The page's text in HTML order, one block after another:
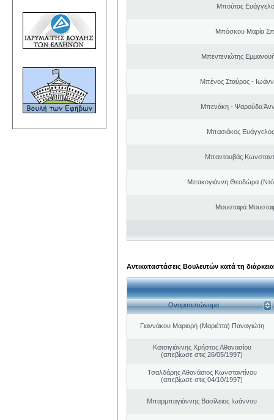
Μπούτας
Μπόσκου Μαρία
Μπεντενιώτης
Μπένος Σταύρος -
Μπενάκη - Ψαρούδα
Μπασιάκος
Μπαντουβάς
Μπακογιάννη Θεοδώρα
Μουσταφά
Αντικαταστάσεις Βουλευτών κατά τη
Ονοματεπώνυμο
Γιαννάκου Μαριορή (Μαριέττα) Παναγιώτη
Κατσιγιάννης Χρήστος Αθανασίου
(απεβίωσε στις 26/05/1997)
Τσαλδάρης Αθανάσιος Κωνσταντίνου
(απεβίωσε στις 04/10/1997)
Μπαρμπαγιάννης Βασίλειος Ιωάννου